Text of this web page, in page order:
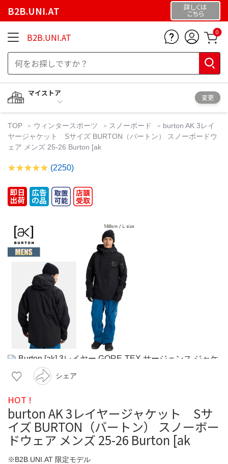
B2B.UNI.AT 詳しくは
こちら
B2B.UNI.AT 0
マイストア
変更
TOP ウィンタースポーツ スノーボード
burton AK 3レイ
ヤージャケット Sサイズ BURTON（バートン） スノーボードウ
ェア メンズ 25-26 Burton [ak
(2250)
シェア
HOT !
burton AK 3レイヤージャケット Sサ
イズ BURTON（バートン） スノーボー
ドウェア メンズ 25-26 Burton [ak
※B2B.UNI.AT 限定モデル